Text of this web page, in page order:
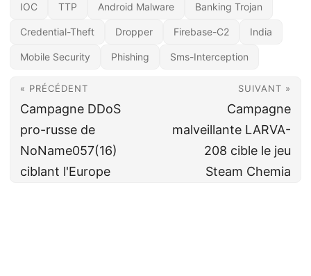
IOC TTP Android Malware Banking Trojan
Credential-Theft Dropper Firebase-C2 India
Mobile Security Phishing Sms-Interception
« PRÉCÉDENT
Campagne DDoS
pro-russe de
NoName057(16)
ciblant l'Europe
SUIVANT »
Campagne
malveillante LARVA-
208 cible le jeu
Steam Chemia